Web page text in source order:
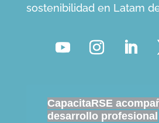
sostenibilidad en Latam
CapacitaRSE
desarrollo profesional